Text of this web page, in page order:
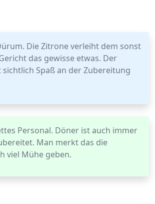
Die Zitrone verleiht dem sonst
das gewisse etwas. Der
sichtlich Spaß an der Zubereitung
Personal. Döner ist auch immer
Man merkt das die
viel Mühe geben.